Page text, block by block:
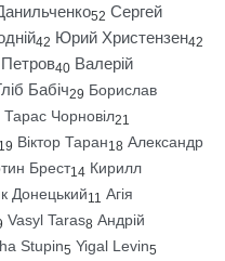
52 Сергей
42 Юрий Христензен42
40 Валерій
Бабіч29 Борислав
Тарас Чорновіл21
19 Віктор Таран18 Александр
Брест14 Кирилл
Донецький11 Агія
Vasyl Taras8 Андрій
Stupin5 Yigal Levin5